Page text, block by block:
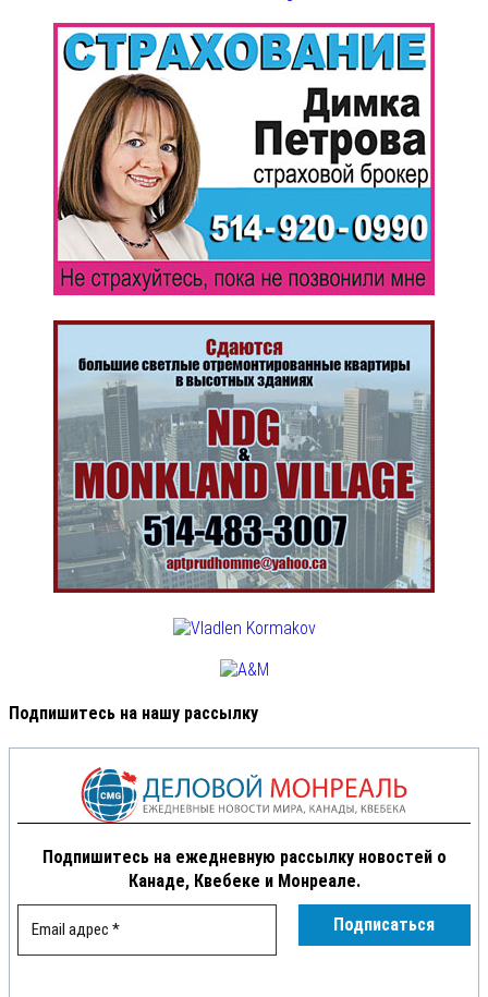
Подпишитесь на нашу рассылку
Подпишитесь на ежедневную рассылку новостей о
Канаде, Квебеке и Монреале.